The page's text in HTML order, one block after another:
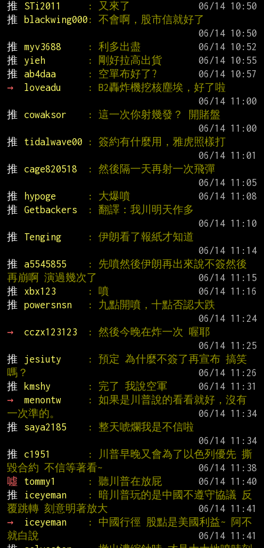
推
STi2011 : 又來了
推
blackwing000 : 不會啊，股市信就好了
推
myv3688 : 利多出盡
推
yieh : 剛好拉高出貨
推
ab4daa : 空單布好了?
→
loveadu
: B2轟炸機挖核塵埃，好了啦
推
cowaksor
: 這一次你射幾發？ 開賭盤
推
tidalwave00
: 簽約有什麼用，雅虎照樣打
推
cage820518
: 然後隔一天再射一次飛彈
推
hypoge : 大爆噴
推
Getbackers
: 翻譯：我川明天作多
推
Tenging
: 伊朗看了報紙才知道
推
a5545855
: 先噴然後伊朗再出來說不簽然後
再崩啊 演過幾次了
推
xbx123 : 噴
推
powersnsn
: 九點開噴，十點否認大跌
→
cczx123123
: 然後今晚在炸一次 喔耶
推
jesiuty
: 預定 為什麼不簽了再宣布 搞笑
嗎？
推
kmshy : 完了 我說空軍
→
menontw
: 如果是川普說的看看就好，沒有
一次準的。
推
saya2185
: 整天唬爛我是不信啦
推
c1951
: 川普早晚又會為了以色列優先 撕
毀合約 不信等著看~
噓
tommy1 : 聽川普在放屁
推
iceyeman
: 暗川普玩的是中國不遵守協議 反
覆跳轉 刻意明著放大
→
iceyeman
: 中國行徑 股點是美國利益~ 阿不
就白說